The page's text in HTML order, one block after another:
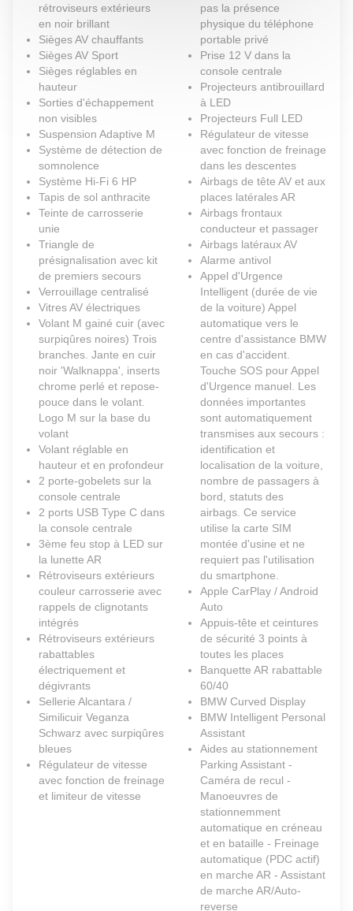
rétroviseurs extérieurs
en noir brillant
Sièges AV chauffants
Sièges AV Sport
Sièges réglables en
hauteur
Sorties d'échappement
non visibles
Suspension Adaptive M
Système de détection de
somnolence
Système Hi-Fi 6 HP
Tapis de sol anthracite
Teinte de carrosserie
unie
Triangle de
présignalisation avec kit
de premiers secours
Verrouillage centralisé
Vitres AV électriques
Volant M gainé cuir (avec
surpiqûres noires) Trois
branches. Jante en cuir
noir 'Walknappa', inserts
chrome perlé et repose-
pouce dans le volant.
Logo M sur la base du
volant
Volant réglable en
hauteur et en profondeur
2 porte-gobelets sur la
console centrale
2 ports USB Type C dans
la console centrale
3ème feu stop à LED sur
la lunette AR
Rétroviseurs extérieurs
couleur carrosserie avec
rappels de clignotants
intégrés
Rétroviseurs extérieurs
rabattables
électriquement et
dégivrants
Sellerie Alcantara /
Similicuir Veganza
Schwarz avec surpiqûres
bleues
Régulateur de vitesse
avec fonction de freinage
et limiteur de vitesse
pas la présence
physique du téléphone
portable privé
Prise 12 V dans la
console centrale
Projecteurs antibrouillard
à LED
Projecteurs Full LED
Régulateur de vitesse
avec fonction de freinage
dans les descentes
Airbags de tête AV et aux
places latérales AR
Airbags frontaux
conducteur et passager
Airbags latéraux AV
Alarme antivol
Appel d'Urgence
Intelligent (durée de vie
de la voiture) Appel
automatique vers le
centre d'assistance BMW
en cas d'accident.
Touche SOS pour Appel
d'Urgence manuel. Les
données importantes
sont automatiquement
transmises aux secours :
identification et
localisation de la voiture,
nombre de passagers à
bord, statuts des
airbags. Ce service
utilise la carte SIM
montée d'usine et ne
requiert pas l'utilisation
du smartphone.
Apple CarPlay / Android
Auto
Appuis-tête et ceintures
de sécurité 3 points à
toutes les places
Banquette AR rabattable
60/40
BMW Curved Display
BMW Intelligent Personal
Assistant
Aides au stationnement
Parking Assistant -
Caméra de recul -
Manoeuvres de
stationnemment
automatique en créneau
et en bataille - Freinage
automatique (PDC actif)
en marche AR - Assistant
de marche AR/Auto-
reverse